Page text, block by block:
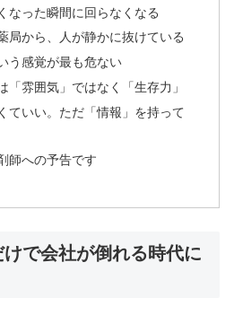
なった瞬間に回らなくなる
局から、人が静かに抜けている
う感覚が最も危ない
「雰囲気」ではなく「生存力」
ていい。ただ「情報」を持って
師への予告です
で会社が倒れる時代に